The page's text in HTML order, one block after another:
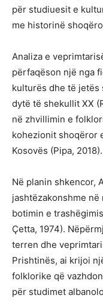
për studiuesit e
me historinë
Analiza e
përfaqëson një nga
kulturës dhe të jetës
dytë të shekullit XX
në zhvillimin e
kohezionit shoqëror
Kosovës (Pipa, 2018).
Në planin shkencor,
jashtëzakonshme
botimin e
Çetta, 1974).
terren dhe
Prishtinës, ai krijoi
folklorike që
për studimet